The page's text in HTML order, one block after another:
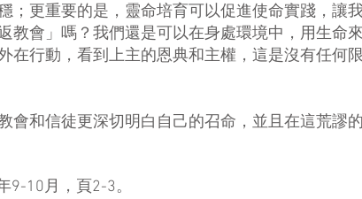
；更重要的是，靈命培育可以促進使命實踐，讓
教會」嗎？我們還是可以在身處環境中，用生命來
在行動，看到上主的恩典和主權，這是沒有任何限
會和信徒更深切明白自己的召命，並且在這荒謬的
9-10月，頁2-3。